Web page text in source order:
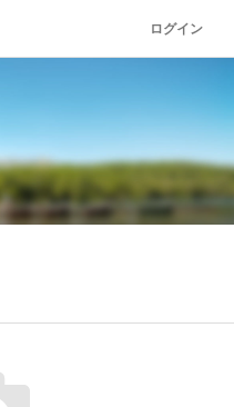
ログイン